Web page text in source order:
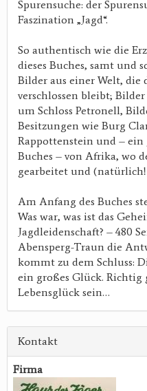
Spurensuche: der
Faszination „Jagd“.
So authentisch wie die
dieses Buches, samt und
Bilder aus einer Welt, die
verschlossen bleibt;
um Schloss Petronell,
Besitzungen wie Burg
Rappottenstein und – ein
Buches – von Afrika, wo
gearbeitet und
Am Anfang des Buches
Was war, was ist das
Jagdleidenschaft? – 480
Abensperg-Traun die
kommt zu dem Schluss:
ein großes Glück. Richtig
Lebensglück sein…
Kontakt
Firma